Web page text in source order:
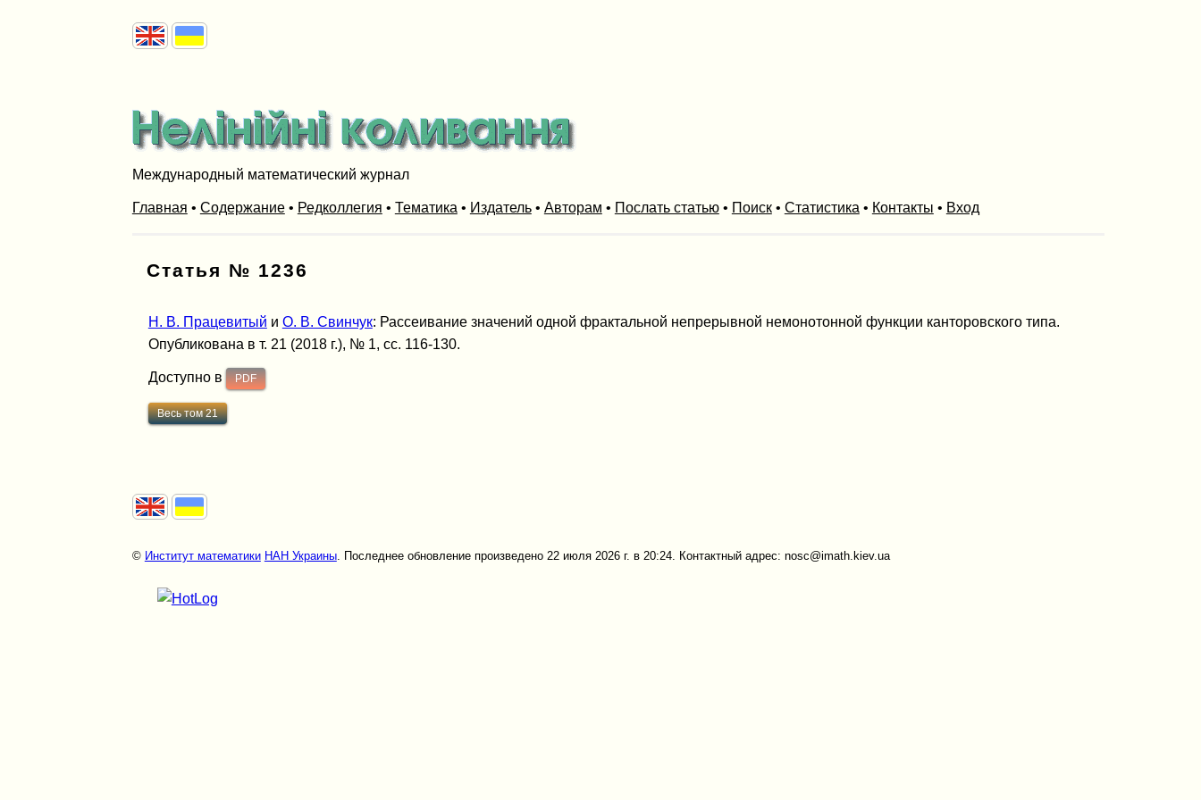
Международный математический журнал
Главная • Содержание• Редколлегия • Тематика • Издатель• Авторам • Послать статью• Поиск• Статистика • Контакты • Вход
Статья № 1236
Н. В. Працевитый и О. В. Свинчук: Рассеивание значений одной фрактальной непрерывной немонотонной функции канторовского типа.
Опубликована в т. 21 (2018 г.), № 1, сс. 116-130.
Доступно в PDF
Весь том 21
© Институт математики НАН Украины. Последнее обновление произведено 22 июля 2026 г. в 20:24. Контактный адрес: nosc@imath.kiev.ua